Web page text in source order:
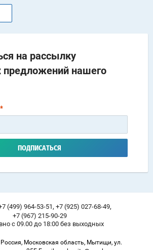
на рассылку
нашего
*
ПОДПИСАТЬСЯ
(499) 964-53-51 , +7 (925) 027-68-49,
+7 (967) 215-90-29
с 09.00 до 18:00 без выходных
Московская область, Мытищи, ул.